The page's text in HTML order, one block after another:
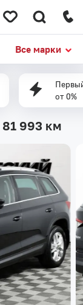
Все марки
от 0%
81 993 км